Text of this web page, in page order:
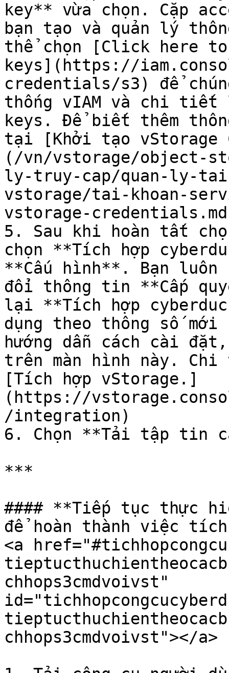
key** vừa chọn. Cặp
bạn tạo và quản lý
thể chọn [Click here to
keys](https://
credentials/s3) để
thống vIAM và chi tiết
keys. Để biết thêm
tại [Khởi tạo vStorage
(/vn/vstorage/object-
ly-truy-cap/quan-ly-
vstorage/tai-khoan-
vstorage-
5. Sau khi hoàn tất
chọn **Tích hợp
**Cấu hình**. Bạn
đổi thông tin **Cấp
lại **Tích hợp
dụng theo thông số mới
hướng dẫn cách cài
trên màn hình này.
[Tích hợp vStorage.]
(https://
/integration)
6. Chọn **Tải tập tin
***
#### **Tiếp tục thực
để hoàn thành việc
<a
chhops3cmdvoivst"
chhops3cmdvoivst"></a>